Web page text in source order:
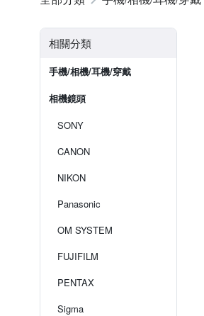
相關分類
手機/相機/耳機/穿戴
相機鏡頭
SONY
CANON
NIKON
Panasonic
OM SYSTEM
FUJIFILM
PENTAX
Sigma